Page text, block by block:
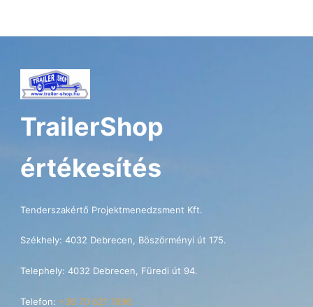
TrailerShop
értékesítés
Tenderszakértő Projektmenedzsment Kft.
Székhely: 4032 Debrecen, Böszörményi út 175.
Telephely: 4032 Debrecen, Füredi út 94.
Telefon: +36 70 621 7696